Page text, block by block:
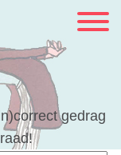
gedrag